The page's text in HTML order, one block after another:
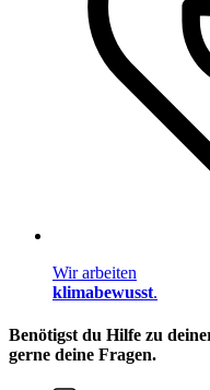
Wir arbeiten
klimabewusst.
Benötigst du Hilfe zu
gerne deine Fragen.